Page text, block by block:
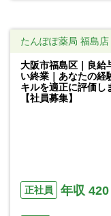
たんぽぽ薬局 福島店
大阪市福島区｜良給
い終業｜あなたの経
キルを適正に評価し
【社員募集】
正社員 年収